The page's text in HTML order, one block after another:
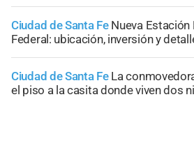
Ciudad de Santa Fe Nueva
Federal: ubicación, inversión y
Ciudad de Santa Fe La
el piso a la casita donde viven dos